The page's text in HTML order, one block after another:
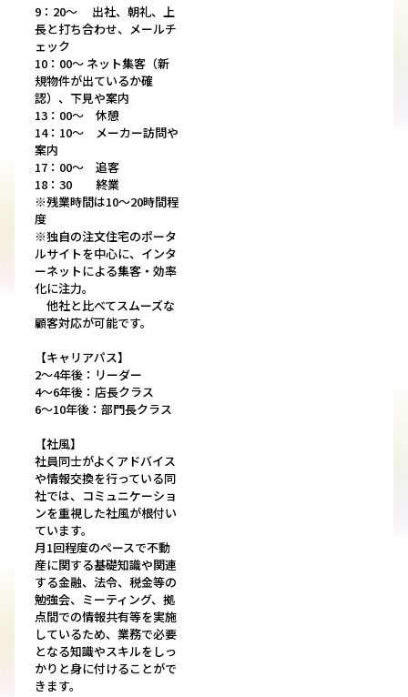
9：20～ 出社、朝礼、上
長と打ち合わせ、メールチ
ェック
10：00～ ネット集客（新
規物件が出ているか確
認）、下見や案内
13：00～ 休憩
14：10～ メーカー訪問や
案内
17：00～ 追客
18：30 終業
※残業時間は10～20時間程
度
※独自の注文住宅のポータ
ルサイトを中心に、インタ
ーネットによる集客・効率
化に注力。
他社と比べてスムーズな
顧客対応が可能です。
【キャリアパス】
2～4年後：リーダー
4～6年後：店長クラス
6～10年後：部門長クラス
【社風】
社員同士がよくアドバイス
や情報交換を行っている同
社では、コミュニケーショ
ンを重視した社風が根付い
ています。
月1回程度のペースで不動
産に関する基礎知識や関連
する金融、法令、税金等の
勉強会、ミーティング、拠
点間での情報共有等を実施
しているため、業務で必要
となる知識やスキルをしっ
かりと身に付けることがで
きます。